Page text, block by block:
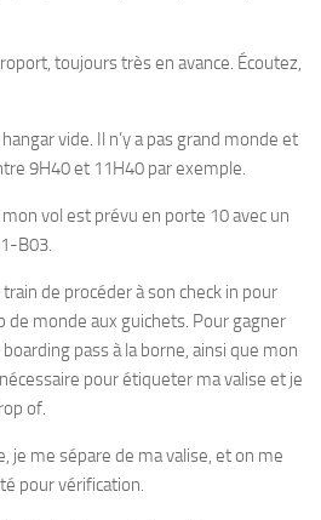
toujours très en avance. Écoutez,
hangar vide. Il n’y a pas grand monde et
9H40 et 11H40 par exemple.
vol est prévu en porte 10 avec un
B03.
de procéder à son check in pour
de monde aux guichets. Pour gagner
pass à la borne, ainsi que mon
pour étiqueter ma valise et je
of.
je me sépare de ma valise, et on me
pour vérification.